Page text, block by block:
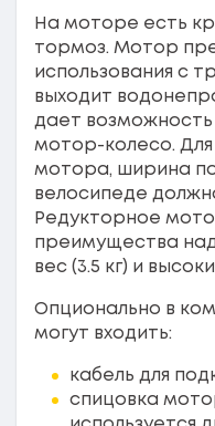
На моторе есть
тормоз. Мотор
использования с
выходит
дает возможность
мотор-колесо.
мотора, ширина
велосипеде
Редукторное
преимущества
вес (3.5 кг) и
Опционально в
могут входить:
кабель для
спицовка